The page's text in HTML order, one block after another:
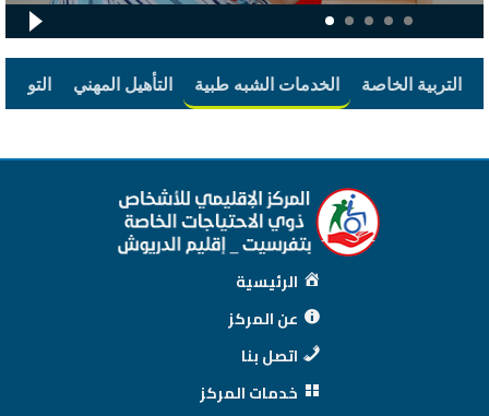
التربية الخاصة الخدمات الشبه طبية التأهيل المهني
الرئيسية
عن المركز
اتصل بنا
خدمات المركز